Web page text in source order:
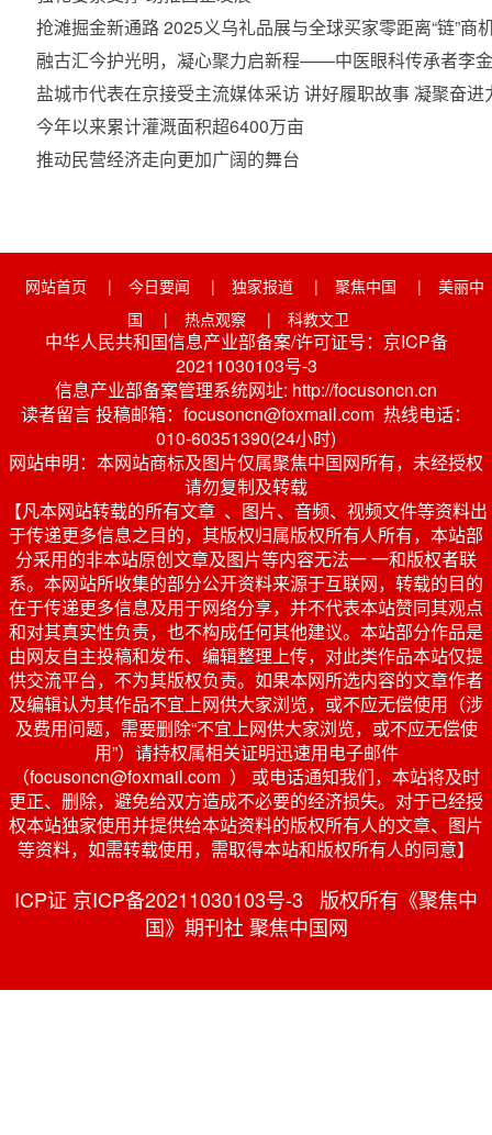
抢滩掘金新通路 2025义乌礼品展与全球买家零距离“链”商
融古汇今护光明，凝心聚力启新程——中医眼科传承者李
盐城市代表在京接受主流媒体采访 讲好履职故事 凝聚奋进
今年以来累计灌溉面积超6400万亩
推动民营经济走向更加广阔的舞台
网站首页 | 今日要闻 | 独家报道 | 聚焦中国 |
美丽中
国
| 热点观察 | 科教文卫
中华人民共和国信息产业部备案/许可证号：京ICP备
20211030103号-3
信息产业部备案管理系统网址: http://focusoncn.cn
读者留言 投稿邮箱：focusoncn@foxmail.com 热线电话：
010-60351390(24小时)
网站申明：本网站商标及图片仅属聚焦中国网所有，未经授权
请勿复制及转载
【凡本网站转载的所有文章 、图片、音频、视频文件等资料出
于传递更多信息之目的，其版权归属版权所有人所有，本站部
分采用的非本站原创文章及图片等内容无法一 一和版权者联
系。本网站所收集的部分公开资料来源于互联网，转载的目的
在于传递更多信息及用于网络分享，并不代表本站赞同其观点
和对其真实性负责，也不构成任何其他建议。本站部分作品是
由网友自主投稿和发布、编辑整理上传，对此类作品本站仅提
供交流平台，不为其版权负责。如果本网所选内容的文章作者
及编辑认为其作品不宜上网供大家浏览，或不应无偿使用（涉
及费用问题，需要删除“不宜上网供大家浏览，或不应无偿使
用”）请持权属相关证明迅速用电子邮件
（focusoncn@foxmail.com ） 或电话通知我们，本站将及时
更正、删除，避免给双方造成不必要的经济损失。对于已经授
权本站独家使用并提供给本站资料的版权所有人的文章、图片
等资料，如需转载使用，需取得本站和版权所有人的同意】
ICP证 京ICP备20211030103号-3 版权所有《聚焦中
国》期刊社 聚焦中国网